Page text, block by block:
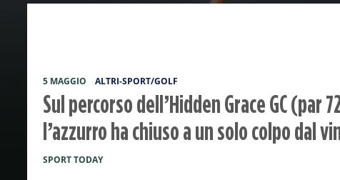
5 MAGGIO ALTRI-SPORT/GOLF
Sul percorso dell’Hidden Grace GC (par
l’azzurro ha chiuso a un solo colpo dal
SPORT TODAY